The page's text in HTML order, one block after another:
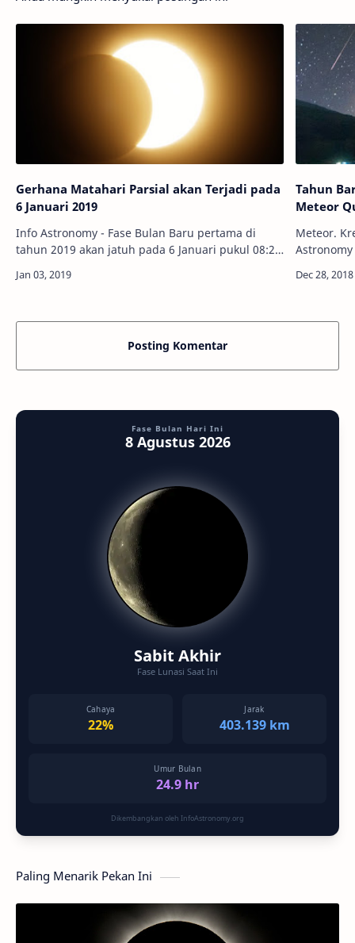
Gerhana Matahari Parsial akan Terjadi pada
6 Januari 2019
Info Astronomy - Fase Bulan Baru pertama di
tahun 2019 akan jatuh pada 6 Januari pukul 08:28
Bulan Baru terseut akan membuat B…
Tahun
Meteor
Meteor.
tahun
Posting Komentar
Fase Bulan Hari Ini
8 Agustus 2026
Sabit Akhir
Fase Lunasi Saat Ini
Cahaya
22%
Jarak
403.139 km
Umur Bulan
24.9 hr
Dikembangkan oleh InfoAstronomy.org
Paling Menarik Pekan Ini